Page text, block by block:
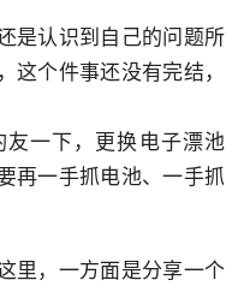
是认识到自己的问题所
这个件事还没有完结，
一下，更换电子漂池
再一手抓电池、一手抓
里，一方面是分享一个